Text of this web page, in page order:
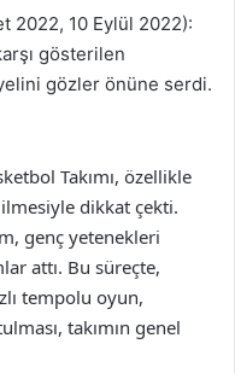
2022, 10 Eylül 2022):
gösterilen
gözler önüne serdi.
Takımı, özellikle
dikkat çekti.
genç yetenekleri
attı. Bu süreçte,
tempolu oyun,
takımın genel